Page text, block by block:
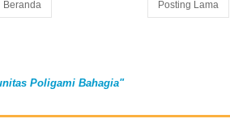
Posting Lama
Beranda
Poligami Bahagia"